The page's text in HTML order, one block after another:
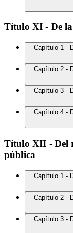
Título XI - De
Capítulo 1 -
Capítulo 2 -
Capítulo 3 -
Capítulo 4 -
Título XII - Del
pública
Capítulo 1 -
Capítulo 2 -
Capítulo 3 -